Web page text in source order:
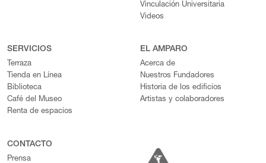
Vinculación Universitaria
Videos
SERVICIOS
Terraza
Tienda en Línea
Biblioteca
Café del Museo
Renta de espacios
EL AMPARO
Acerca de
Nuestros Fundadores
Historia de los edificios
Artistas y colaboradores
CONTACTO
Prensa